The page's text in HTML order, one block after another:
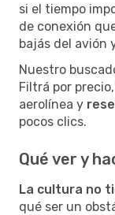
si el tiempo
de conexión
bajás del avión
Nuestro
Filtrá por
aerolínea y
pocos clics.
Qué ver y
La cultura no
qué ser un